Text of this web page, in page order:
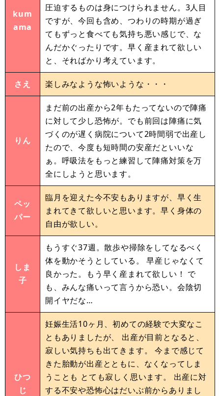
kum
ama
圧迫するものは身につけられません。3人目
ですが、今回も含め、つわりの時期が過ぎ
てもずっと食べても気持ち悪い感じで、な
んだかぐったりです。早く産まれて欲しい
と、そればかり考えています。
さえ 楽しみなような怖いような・・・
りん
まだ前の出産から2年もたってないので陣痛
に対して少し恐怖が。でも前回は陣痛に気
づくのが遅く病院について2時間弱で出産し
たので、今度も短時間の安産だといいな
ぁ。呼吸法をもっと練習して陣痛対策を万
全にしようと思います。
ペッ
パー
臨月を迎えた今不安もありますが、早く生
まれてきて欲しいと思います。早く身体の
自由が欲しい。
しま
子
もうすぐ37週。散歩や掃除をしてなるべく
体を動かそうとしている。 早産じゃなくて
良かった。もう早く産まれて欲しい！ で
も、みんな痛いって言うから恐い。会陰切
開イヤだな…
ひつ
じ
妊娠生活10ヶ月、初めての経験で大変なこ
ともありましたが、 出産が目前となると、
寂しい気持ちも出てきます。 今まで感じて
きた胎動が出産とともに、なくなってしま
うことも とても寂しく思います。 出産に対
する不安や恐怖心はだいぶ前からありまし